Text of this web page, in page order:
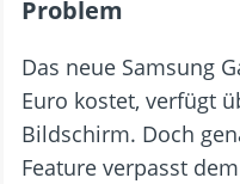
Problem
Das neue Samsung
Euro kostet, verfügt
Bildschirm. Doch
Feature verpasst